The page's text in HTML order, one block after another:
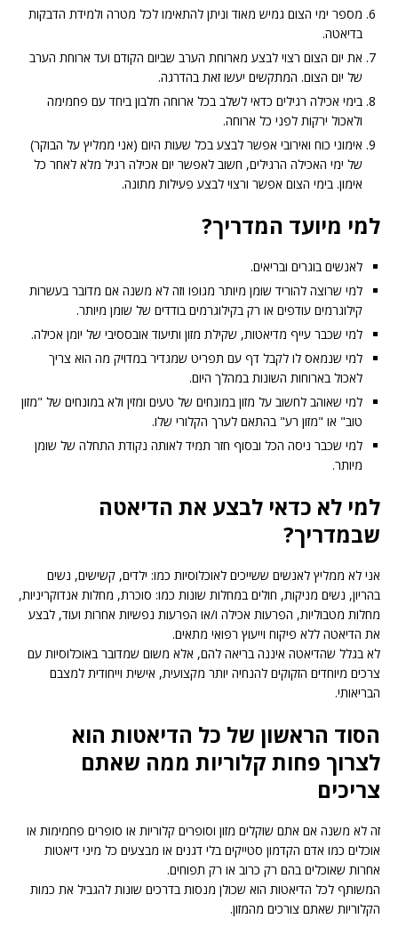
מספר ימי הצום גמיש מאוד וניתן להתאימו לכל מטרה ולמידת הדבקות
בדיאטה.
את יום הצום רצוי לבצע מארוחת הערב שביום הקודם ועד ארוחת הערב
של יום הצום. המתקשים יעשו זאת בהדרגה.
בימי אכילה רגילים כדאי לשלב בכל ארוחה חלבון ביחד עם פחמימה
ולאכול ירקות לפני כל ארוחה.
אימוני כוח ואירובי אפשר לבצע בכל שעות היום (אני ממליץ על הבוקר)
של ימי האכילה הרגילים, חשוב לאפשר יום אכילה רגיל מלא לאחר כל
אימון. בימי הצום אפשר ורצוי לבצע פעילות מתונה.
למי מיועד המדריך?
לאנשים בוגרים ובריאים.
למי שרוצה להוריד שומן מיותר מגופו וזה לא משנה אם מדובר בעשרות
קילוגרמים עודפים או רק בקילוגרמים בודדים של שומן מיותר.
למי שכבר עייף מדיאטות, שקילת מזון ותיעוד אובססיבי של יומן אכילה.
למי שנמאס לו לקבל דף עם תפריט שמגדיר במדויק מה הוא צריך
לאכול בארוחות השונות במהלך היום.
למי שאוהב לחשוב על מזון במונחים של טעים ומזין ולא במונחים של "מזון
טוב" או "מזון רע" בהתאם לערך הקלורי שלו.
למי שכבר ניסה הכל ובסוף חזר תמיד לאותה נקודת התחלה של שומן
מיותר.
למי לא כדאי לבצע את הדיאטה
שבמדריך?
אני לא ממליץ לאנשים ששייכים לאוכלוסיות כמו: ילדים, קשישים, נשים
בהריון, נשים מניקות, חולים במחלות שונות כמו: סוכרת, מחלות אנדוקריניות,
מחלות מטבוליות, הפרעות אכילה ו/או הפרעות נפשיות אחרות ועוד, לבצע
את הדיאטה ללא פיקוח וייעוץ רפואי מתאים.
לא בגלל שהדיאטה איננה בריאה להם, אלא משום שמדובר באוכלוסיות עם
צרכים מיוחדים הזקוקים להנחיה יותר מקצועית, אישית וייחודית למצבם
הבריאותי.
הסוד הראשון של כל הדיאטות הוא
לצרוך פחות קלוריות ממה שאתם
צריכים
זה לא משנה אם אתם שוקלים מזון וסופרים קלוריות או סופרים פחמימות או
אוכלים כמו אדם הקדמון סטייקים בלי דגנים או מבצעים כל מיני דיאטות
אחרות שאוכלים בהם רק כרוב או רק תפוחים.
המשותף לכל הדיאטות הוא שכולן מנסות בדרכים שונות להגביל את כמות
הקלוריות שאתם צורכים מהמזון.